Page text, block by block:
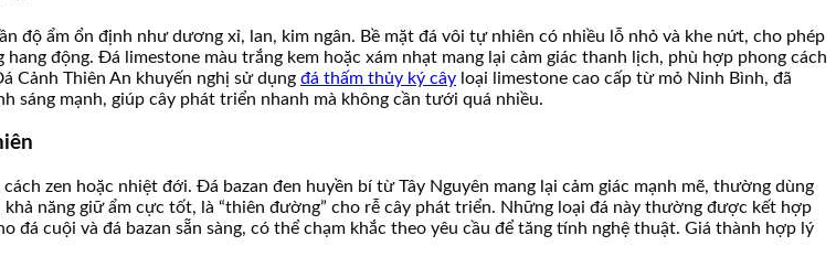
độ ẩm ổn định như dương xỉ, lan, kim ngân. Bề mặt đá vôi tự nhiên có nhiều lỗ nhỏ và khe nứt, cho phép
động. Đá limestone màu trắng kem hoặc xám nhạt mang lại cảm giác thanh lịch, phù hợp phong cách
Cảnh Thiên An khuyến nghị sử dụng đá thấm thủy ký cây loại limestone cao cấp từ mỏ Ninh Bình, đã
sáng mạnh, giúp cây phát triển nhanh mà không cần tưới quá nhiều.
zen hoặc nhiệt đới. Đá bazan đen huyền bí từ Tây Nguyên mang lại cảm giác mạnh mẽ, thường dùng
năng giữ ẩm cực tốt, là “thiên đường” cho rễ cây phát triển. Những loại đá này thường được kết hợp
cuội và đá bazan sẵn sàng, có thể chạm khắc theo yêu cầu để tăng tính nghệ thuật. Giá thành hợp lý